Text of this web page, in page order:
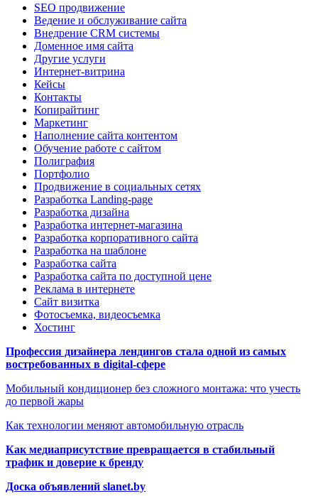
SEO продвижение
Ведение и обслуживание сайта
Внедрение CRM системы
Доменное имя сайта
Другие услуги
Интернет-витрина
Кейсы
Контакты
Копирайтинг
Маркетинг
Наполнение сайта контентом
Обучение работе с сайтом
Полиграфия
Портфолио
Продвижение в социальных сетях
Разработка Landing-page
Разработка дизайна
Разработка интернет-магазина
Разработка корпоративного сайта
Разработка на шаблоне
Разработка сайта
Разработка сайта по доступной цене
Реклама в интернете
Сайт визитка
Фотосъемка, видеосъемка
Хостинг
Профессия дизайнера лендингов стала одной из самых
востребованных в digital-сфере
Мобильный кондиционер без сложного монтажа: что учесть
до первой жары
Как технологии меняют автомобильную отрасль
Как медиаприсутствие превращается в стабильный
трафик и доверие к бренду
Доска объявлений slanet.by